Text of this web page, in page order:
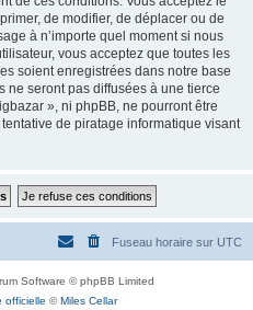
de modifier, de déplacer ou de
à n’importe quel moment si nous
vous acceptez que toutes les
soient enregistrées dans notre base
ne seront pas diffusées à une tierce
», ni phpBB, ne pourront être
de piratage informatique visant
Fuseau horaire sur UTC
Software © phpBB Limited
officielle ©Miles Cellar